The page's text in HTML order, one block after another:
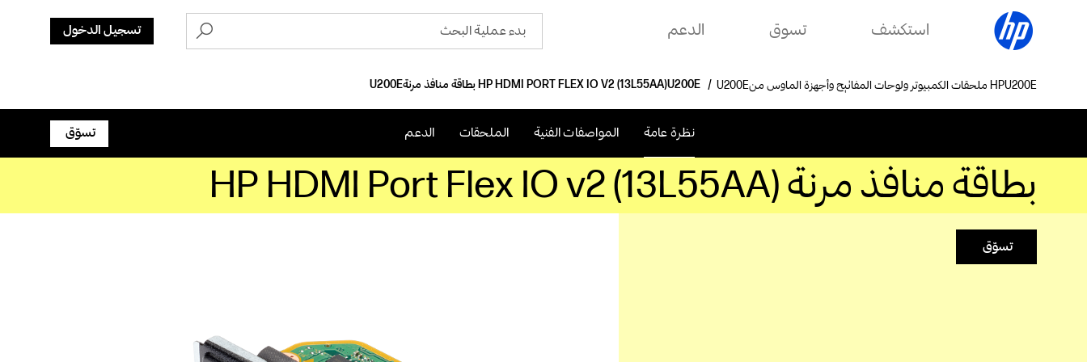
استكشف تسوق الدعم تسجيل الدخول
ملحقات الكمبيوتر ولوحات المفاتيح وأجهزة الماوس من HP بطاقة منافذ مرنة HP HDMI PORT FLEX IO V2‎ (13L55AA)
نظرة عامة المواصفات الفنية الملحقات الدعم تسوّق
بطاقة منافذ مرنة HP HDMI Port Flex IO v2‎ (13L55AA)
تسوّق